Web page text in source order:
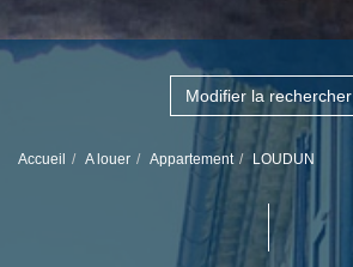
Modifier la rechercher
Accueil A louer Appartement LOUDUN